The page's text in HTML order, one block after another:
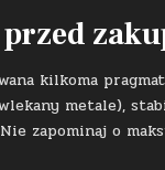
kilkoma
metale),
zapominaj o